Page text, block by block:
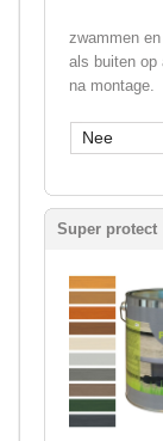
zwammen
als buiten op
na montage.
Nee
Super protect